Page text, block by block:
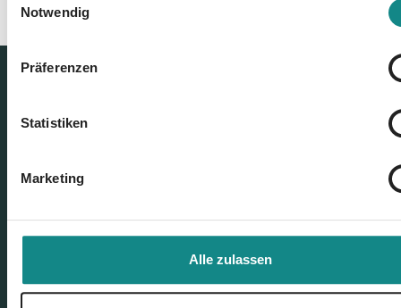
Notwendig
Präferenzen
Statistiken
Marketing
Alle zulassen
Buchvertrieb